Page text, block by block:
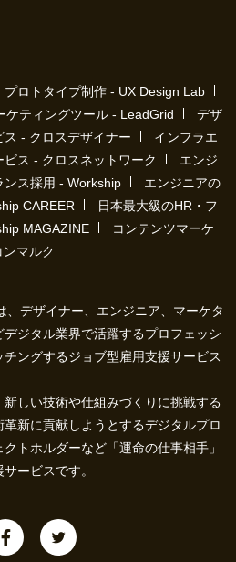
プロトタイプ制作 - UX Design Lab
ケティングツール - LeadGrid
デザ
- クロスデザイナー
インフラエ
ス - クロスネットワーク
エンジ
ンス採用 - Workship
エンジニアの
CAREER
日本最大級のHR・フ
MAGAZINE
コンテンツマーケ
マルク
デザイナー、エンジニア、マーケタ
ジタル業界で活躍するプロフェッシ
ングするジョブ型雇用支援サービス
しい技術や仕組みづくりに挑戦する
新に貢献しようとするデジタルプロ
トホルダーなど「運命の仕事相手」
ービスです。